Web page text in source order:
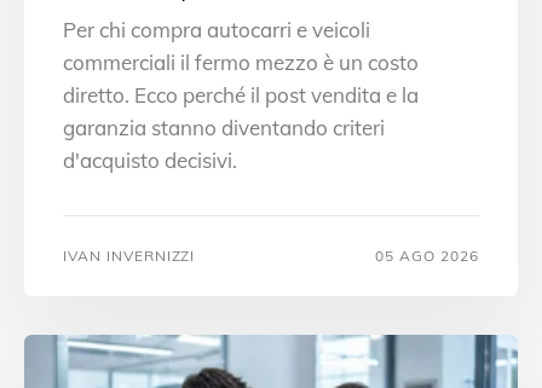
Per chi compra autocarri e veicoli
commerciali il fermo mezzo è un costo
diretto. Ecco perché il post vendita e la
garanzia stanno diventando criteri
d'acquisto decisivi.
IVAN INVERNIZZI 05 AGO 2026